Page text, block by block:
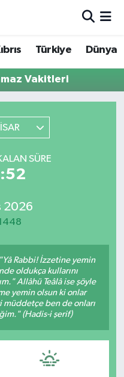
Türkiye Dünya
Vakitleri
SÜRE
2026
Rabbi! İzzetine yemin
oldukça kullarını
Allâhü Teâlâ ise şöyle
yemin olsun ki onlar
ben de onları
(Hadis-i şerif)